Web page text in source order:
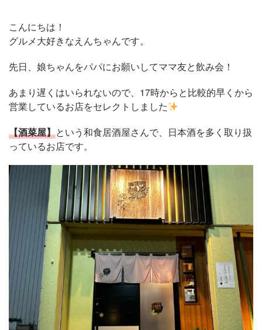
こんにちは！
グルメ大好きなえんちゃんです。
先日、娘ちゃんをパパにお願いしてママ友と飲み会！
あまり遅くはいられないので、17時からと比較的早くから
営業しているお店をセレクトしました
【酒菜屋】という和食居酒屋さんで、日本酒を多く取り扱
っているお店です。